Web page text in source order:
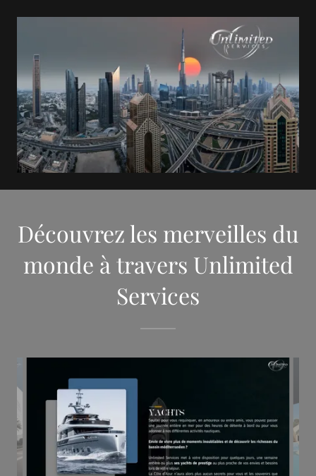
Découvrez les merveilles du
monde à travers Unlimited
Services